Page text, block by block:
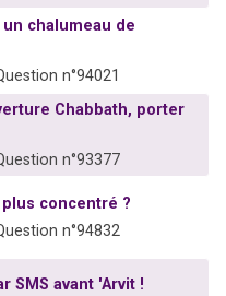
chalumeau de
n°94021
Chabbath, porter
n°93377
concentré ?
n°94832
SMS avant 'Arvit !